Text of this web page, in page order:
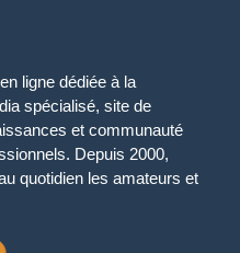
ligne dédiée à la
spécialisé, site de
et communauté
Depuis 2000,
quotidien les amateurs et